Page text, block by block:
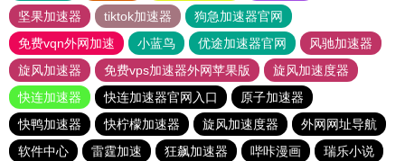
坚果加速器
tiktok加速器
狗急加速器官网
免费vqn外网加速
小蓝鸟 优途加速器官网
风驰加速器
旋风加速器
免费vps加速器外网苹果版
旋风加速度器
快连加速器
快连加速器官网入口
原子加速器
快鸭加速器
快柠檬加速器 旋风加速度器
外网网址导航
软件中心
雷霆加速 狂飙加速器 哔咔漫画
瑞乐小说